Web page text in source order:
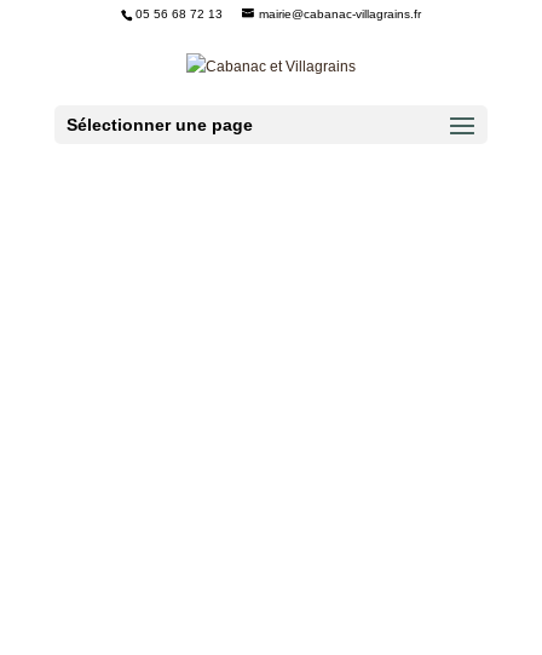
05 56 68 72 13 mairie@cabanac-villagrains.fr
Sélectionner une page